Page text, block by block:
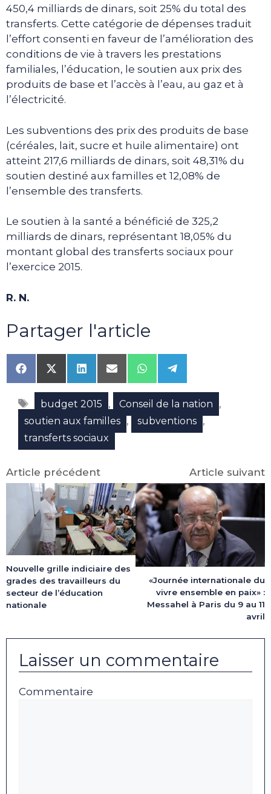
450,4 milliards de dinars, soit 25% du total des
transferts. Cette catégorie de dépenses traduit
l’effort consenti en faveur de l’amélioration des
conditions de vie à travers les prestations
familiales, l’éducation, le soutien aux prix des
produits de base et l’accès à l’eau, au gaz et à
l’électricité.
Les subventions des prix des produits de base
(céréales, lait, sucre et huile alimentaire) ont
atteint 217,6 milliards de dinars, soit 48,31% du
soutien destiné aux familles et 12,08% de
l’ensemble des transferts.
Le soutien à la santé a bénéficié de 325,2
milliards de dinars, représentant 18,05% du
montant global des transferts sociaux pour
l’exercice 2015.
R. N.
Partager l'article
Share
on
Facebook
Share
on
X
(Twitter)
Share
on
LinkedIn
Share
on
Email
Share
on
WhatsApp
Share
on
Telegram
Étiquettes
budget 2015 , Conseil de la nation ,
soutien aux familles , subventions ,
transferts sociaux
Article précédent
Nouvelle grille indiciaire des
grades des travailleurs du
secteur de l’éducation
nationale
Article suivant
«Journée internationale du
vivre ensemble en paix» :
Messahel à Paris du 9 au 11
avril
Laisser un commentaire
Commentaire